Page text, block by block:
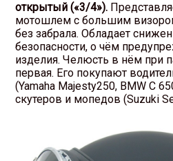
открытый («3/4»).
мотошлем с большим
без забрала. Обладает
безопасности, о чём
изделия. Челюсть в нём при
первая. Его покупают
(Yamaha Majesty250, BMW C
скутеров и мопедов (Suzuki